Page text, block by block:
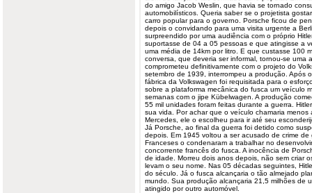
do amigo Jacob Weslin, que havia se tornado
automobilísticos. Queria saber se o projetista
carro popular para o governo. Porsche ficou de
depois o convidando para uma visita urgente a
surpreendido por uma audiência com o próprio
suportasse de 04 a 05 pessoas e que atingisse a
uma média de 14km por litro. E que custasse 100
conversa, que deveria ser informal, tornou-se uma
comprometeu definitivamente com o projeto do
setembro de 1939, interrompeu a produção. Após
fábrica da Volkswagen foi requisitada para o
sobre a plataforma mecânica do fusca um veículo
semanas com o jipe Kübelwagen. A produção
55 mil unidades foram feitas durante a guerra.
sua vida. Por achar que o veículo chamaria
Mercedes, ele o escolheu para ir até seu
Já Porsche, ao final da guerra foi detido como
depois. Em 1945 voltou a ser acusado de crime
Franceses o condenaram a trabalhar no
concorrente francês do fusca. A inocência de
de idade. Morreu dois anos depois, não sem criar
levam o seu nome. Nas 05 décadas seguintes,
do século. Já o fusca alcançaria o tão almejado
mundo. Sua produção alcançaria 21,5 milhões de
atingido por outro automóvel.